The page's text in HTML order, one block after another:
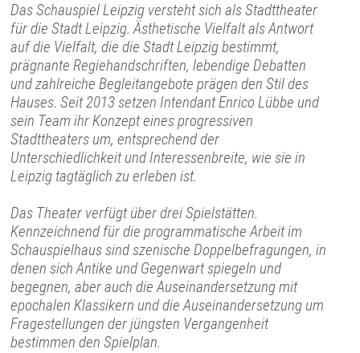
Das Schauspiel Leipzig versteht sich als Stadttheater
für die Stadt Leipzig. Ästhetische Vielfalt als Antwort
auf die Vielfalt, die die Stadt Leipzig bestimmt,
prägnante Regiehandschriften, lebendige Debatten
und zahlreiche Begleitangebote prägen den Stil des
Hauses. Seit 2013 setzen Intendant Enrico Lübbe und
sein Team ihr Konzept eines progressiven
Stadttheaters um, entsprechend der
Unterschiedlichkeit und Interessenbreite, wie sie in
Leipzig tagtäglich zu erleben ist.
Das Theater verfügt über drei Spielstätten.
Kennzeichnend für die programmatische Arbeit im
Schauspielhaus sind szenische Doppelbefragungen, in
denen sich Antike und Gegenwart spiegeln und
begegnen, aber auch die Auseinandersetzung mit
epochalen Klassikern und die Auseinandersetzung um
Fragestellungen der jüngsten Vergangenheit
bestimmen den Spielplan.